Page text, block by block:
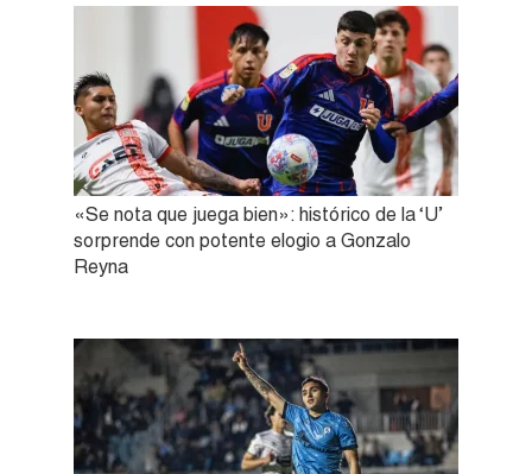
«Se nota que juega bien»: histórico de la ‘U’
sorprende con potente elogio a Gonzalo
Reyna